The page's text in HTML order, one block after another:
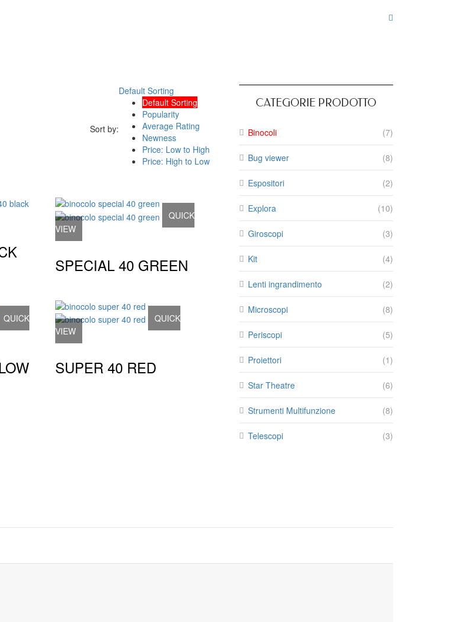
Sort by:
Default Sorting
Default Sorting
Popularity
Average Rating
Newness
Price: Low to High
Price: High to Low
QUICK
VIEW
SPECIAL 40 GREEN
QUICK
QUICK
VIEW
SUPER 40 RED
CATEGORIE PRODOTTO
Binocoli (7)
Bug viewer (8)
Espositori (2)
Explora (10)
Giroscopi (3)
Kit (4)
Lenti ingrandimento (2)
Microscopi (8)
Periscopi (5)
Proiettori (1)
Star Theatre (6)
Strumenti Multifunzione (8)
Telescopi (3)